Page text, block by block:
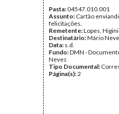
Pasta:04547.010.001
Assunto: Cartão
felicitações.
Remetente:Lopes,
Destinatário:Mário
Data: s.d.
Fundo:DMN -
Neves
Tipo Documental:
Página(s):2